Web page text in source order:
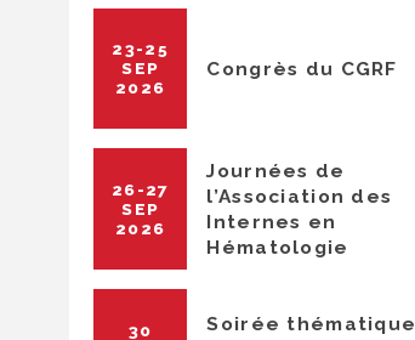
23-25
SEP
2026
Congrès du CGRF
26-27
SEP
2026
Journées de
l’Association des
Internes en
Hématologie
30
Soirée thématique